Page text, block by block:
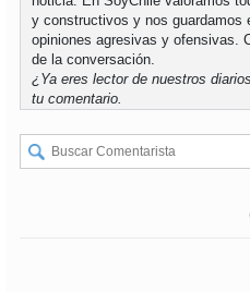
y constructivos y nos guardamos
opiniones agresivas y ofensivas.
de la conversación.
¿Ya eres lector de nuestros
tu comentario.